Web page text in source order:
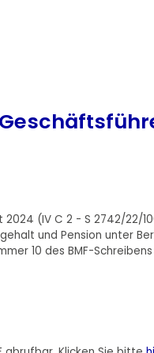
(IV C 2 - S 2742/22/
und Pension unter
10 des BMF-